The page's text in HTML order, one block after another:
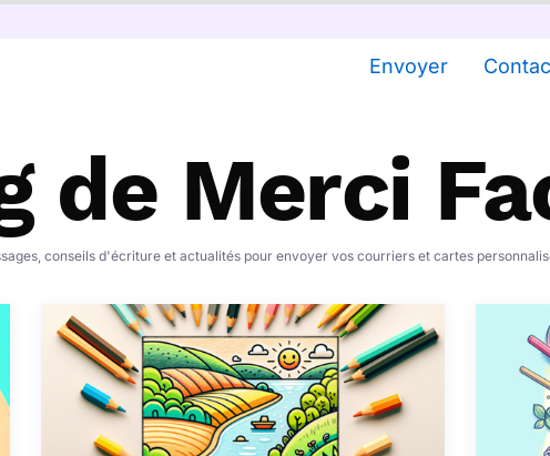
Envoyer
de Merci
conseils d'écriture et actualités pour envoyer vos courriers et cartes